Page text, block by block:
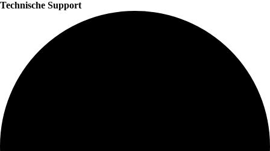
Technische Support